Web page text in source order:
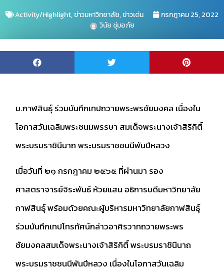
Activity/Highlight,ข่าวมหาวิทยาลัย,ข่าวเด่น
กรกฎาคม 25, 2022
วินัย ชุ่มอภัย
ม.กาฬสินธุ์ ร่วมบันทึกเทปถวายพระพรชัยมงคล เนื่องใน
โอกาสวันเฉลิมพระชนมพรรษา สมเด็จพระนางเจ้าสิริกิติ์
พระบรมราชินีนาถ พระบรมราชชนนีพันปีหลวง
เมื่อวันที่ ๒๑ กรกฎาคม ๒๕๖๕ ที่ผ่านมา รอง
ศาสตราจารย์จิระพันธ์ ห้วยแสน อธิการบดีมหาวิทยาลัย
กาฬสินธุ์ พร้อมด้วยคณะผู้บริหารมหาวิทยาลัยกาฬสินธุ์
ร่วมบันทึกเทปโทรทัศน์กล่าวอาศิรวาทถวายพระพร
ชัยมงคลสมเด็จพระนางเจ้าสิริกิติ์ พระบรมราชินีนาถ
พระบรมราชชนนีพันปีหลวง เนื่องในโอกาสวันเฉลิม